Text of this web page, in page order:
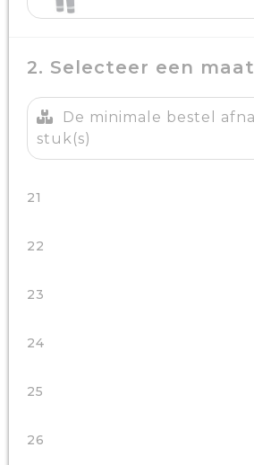
2. Selecteer een maat
De minimale bestel
stuk(s)
21
22
23
24
25
26